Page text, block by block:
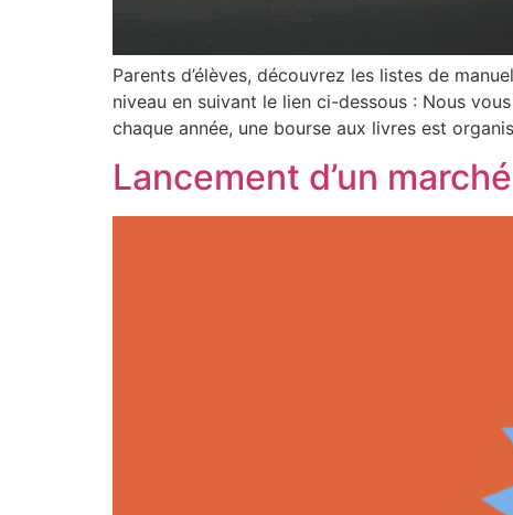
Parents d’élèves, découvrez les listes de
niveau en suivant le lien ci-dessous : Nous
chaque année, une bourse aux livres est
Lancement d’un